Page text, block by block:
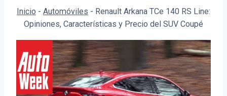
Inicio - Automóviles - Renault Arkana TCe 140 RS Line:
Opiniones, Características y Precio del SUV Coupé